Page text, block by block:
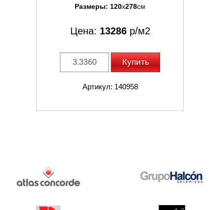
Размеры: 120x278см
Цена: 13286р/м2
Купить
Артикул: 140958